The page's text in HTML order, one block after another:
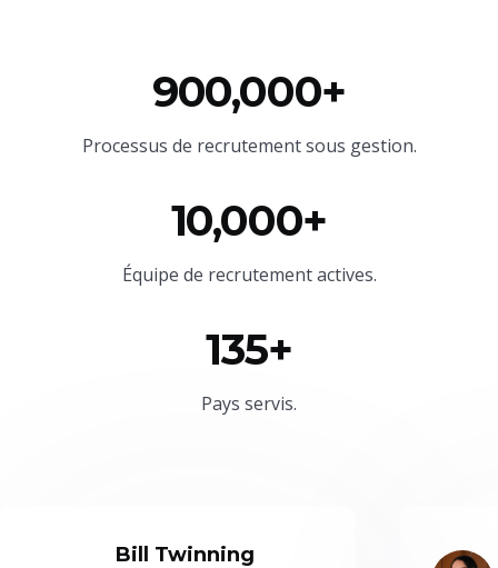
900,000+
Processus de recrutement sous gestion.
10,000+
Équipe de recrutement actives.
135+
Pays servis.
Bill Twinning